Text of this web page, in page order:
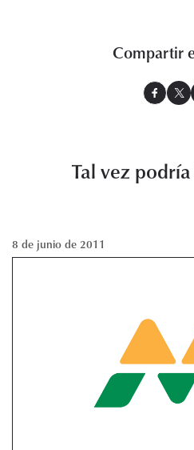
Compartir
Tal vez
8 de junio de 2011